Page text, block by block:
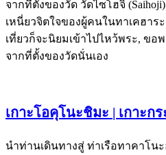
จากที่ตั้งของวัด วัดไซโฮจิ
เหนี่ยวจิตใจของผู้คนในทาเคฮาร
เที่ยวก็จะนิยมเข้าไปไหว้พระ, ขอ
จากที่ตั้งของวัดนั่นเอง
เกาะโอคุโนะชิมะ | เกาะก
นำท่านเดินทางสู่ ท่าเรือทาคาโน